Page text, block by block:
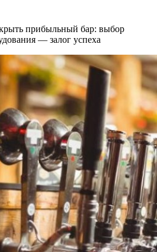
прибыльный бар: выбор
— залог успеха